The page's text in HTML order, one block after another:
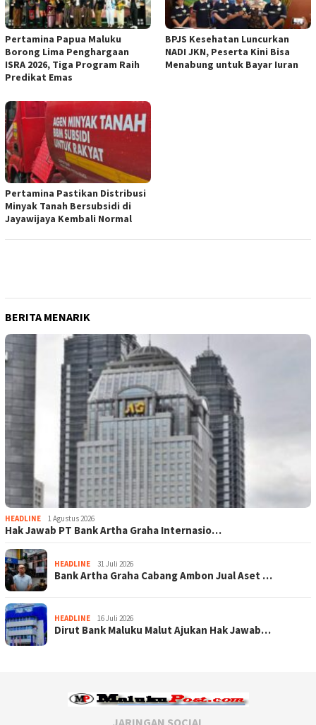
Pertamina Papua Maluku
Borong Lima Penghargaan
ISRA 2026, Tiga Program Raih
Predikat Emas
BPJS Kesehatan Luncurkan
NADI JKN, Peserta Kini Bisa
Menabung untuk Bayar Iuran
Pertamina Pastikan Distribusi
Minyak Tanah Bersubsidi di
Jayawijaya Kembali Normal
BERITA MENARIK
HEADLINE 1 Agustus 2026
Hak Jawab PT Bank Artha Graha Internasio…
HEADLINE 31 Juli 2026
Bank Artha Graha Cabang Ambon Jual Aset …
HEADLINE 16 Juli 2026
Dirut Bank Maluku Malut Ajukan Hak Jawab…